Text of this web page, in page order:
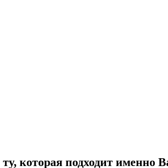
которая подходит именно